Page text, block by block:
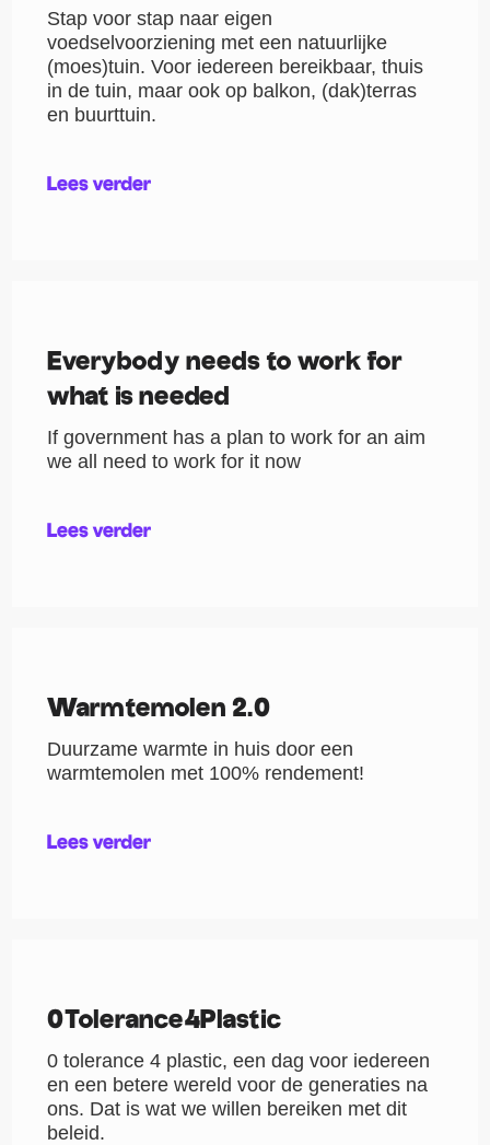
Stap voor stap naar eigen
voedselvoorziening met een natuurlijke
(moes)tuin. Voor iedereen bereikbaar, thuis
in de tuin, maar ook op balkon, (dak)terras
en buurttuin.
Lees verder
Everybody needs to work for
what is needed
If government has a plan to work for an aim
we all need to work for it now
Lees verder
Warmtemolen 2.0
Duurzame warmte in huis door een
warmtemolen met 100% rendement!
Lees verder
0Tolerance4Plastic
0 tolerance 4 plastic, een dag voor iedereen
en een betere wereld voor de generaties na
ons. Dat is wat we willen bereiken met dit
beleid.